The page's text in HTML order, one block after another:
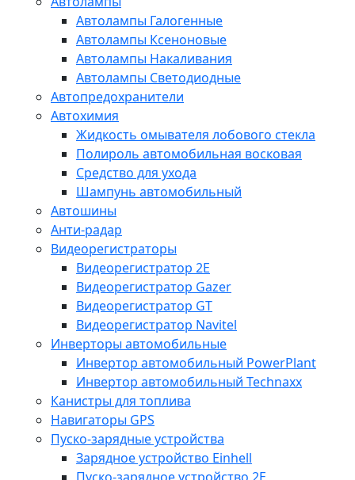
Автолампы Галогенные
Автолампы Ксеноновые
Автолампы Накаливания
Автолампы Светодиодные
Автопредохранители
Автохимия
Жидкость омывателя лобового стекла
Полироль автомобильная восковая
Средство для ухода
Шампунь автомобильный
Автошины
Анти-радар
Видеорегистраторы
Видеорегистратор 2E
Видеорегистратор Gazer
Видеорегистратор GT
Видеорегистратор Navitel
Инверторы автомобильные
Инвертор автомобильный PowerPlant
Инвертор автомобильный Technaxx
Канистры для топлива
Навигаторы GPS
Пуско-зарядные устройства
Зарядное устройство Einhell